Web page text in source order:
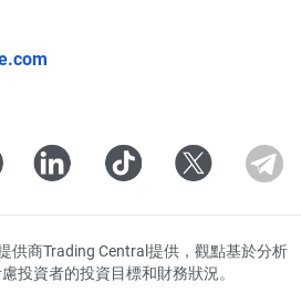
供商Trading Central提供，觀點基於分析
投資者的投資目標和財務狀況。